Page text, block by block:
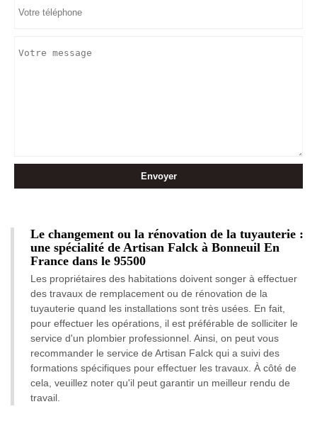
Le changement ou la rénovation de la tuyauterie :
une spécialité de Artisan Falck à Bonneuil En
France dans le 95500
Les propriétaires des habitations doivent songer à effectuer
des travaux de remplacement ou de rénovation de la
tuyauterie quand les installations sont très usées. En fait,
pour effectuer les opérations, il est préférable de solliciter le
service d'un plombier professionnel. Ainsi, on peut vous
recommander le service de Artisan Falck qui a suivi des
formations spécifiques pour effectuer les travaux. À côté de
cela, veuillez noter qu'il peut garantir un meilleur rendu de
travail.